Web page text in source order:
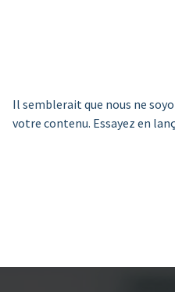
Il semblerait que nous ne
votre contenu. Essayez en